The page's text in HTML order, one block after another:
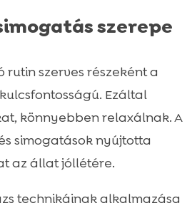
szerepe
rutin szerves részeként a
Ezáltal
könnyebben relaxálnak. A
simogatások nyújtotta
az állat jóllétére.
technikáinak alkalmazása